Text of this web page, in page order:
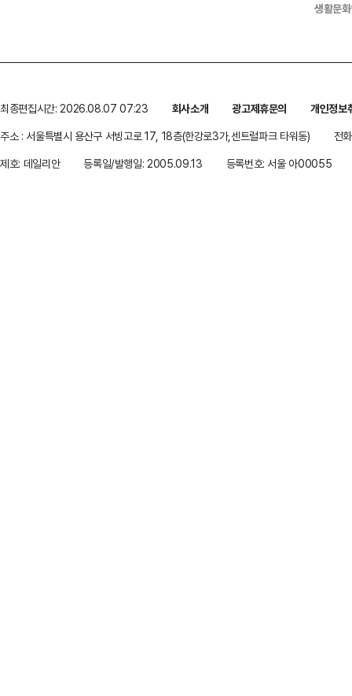
생활문
최종편집시간: 2026.08.07 07:23 회사소개 광고제휴문의
개인정보
주소 : 서울특별시 용산구 서빙고로 17, 18층(한강로3가,센트럴파크 타워동)
전
제호: 데일리안
등록일/발행일: 2005.09.13 등록번호: 서울 아00055